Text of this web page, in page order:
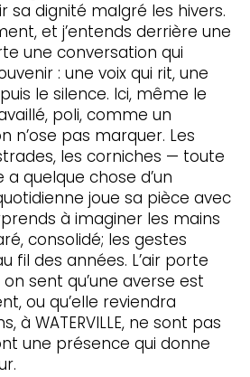
sa dignité malgré les hivers.
et j’entends derrière une
une conversation qui
: une voix qui rit, une
le silence. Ici, même le
poli, comme un
n’ose pas marquer. Les
les corniches — toute
quelque chose d’un
joue sa pièce avec
à imaginer les mains
consolidé; les gestes
fil des années. L’air porte
sent qu’une averse est
ou qu’elle reviendra
à WATERVILLE, ne sont pas
une présence qui donne